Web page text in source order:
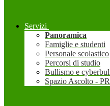
Servizi
Panoramica
Famiglie e studenti
Personale scolastico
Percorsi di studio
Bullismo e
Spazio Ascolto -